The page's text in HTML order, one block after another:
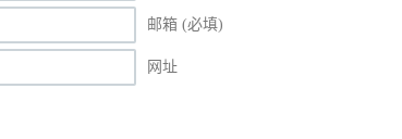
邮箱 (必填)
网址